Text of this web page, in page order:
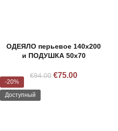
ОДЕЯЛО перьевое 140х200
и ПОДУШКА 50х70
€94.00 €75.00
-20%
Доступный